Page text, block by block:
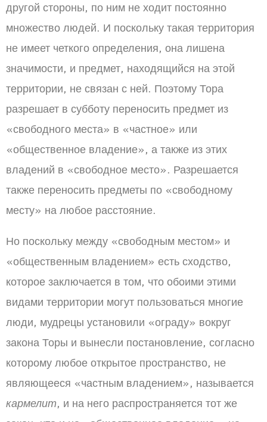
другой стороны, по ним не ходит постоянно
множество людей. И поскольку такая территория
не имеет четкого определения, она лишена
значимости, и предмет, находящийся на этой
территории, не связан с ней. Поэтому Тора
разрешает в субботу переносить предмет из
«свободного места» в «частное» или
«общественное владение», а также из этих
владений в «свободное место». Разрешается
также переносить предметы по «свободному
месту» на любое расстояние.
Но поскольку между «свободным местом» и
«общественным владением» есть сходство,
которое заключается в том, что обоими этими
видами территории могут пользоваться многие
люди, мудрецы установили «ограду» вокруг
закона Торы и вынесли постановление, согласно
которому любое открытое пространство, не
являющееся «частным владением», называется
кармелит, и на него распространяется тот же